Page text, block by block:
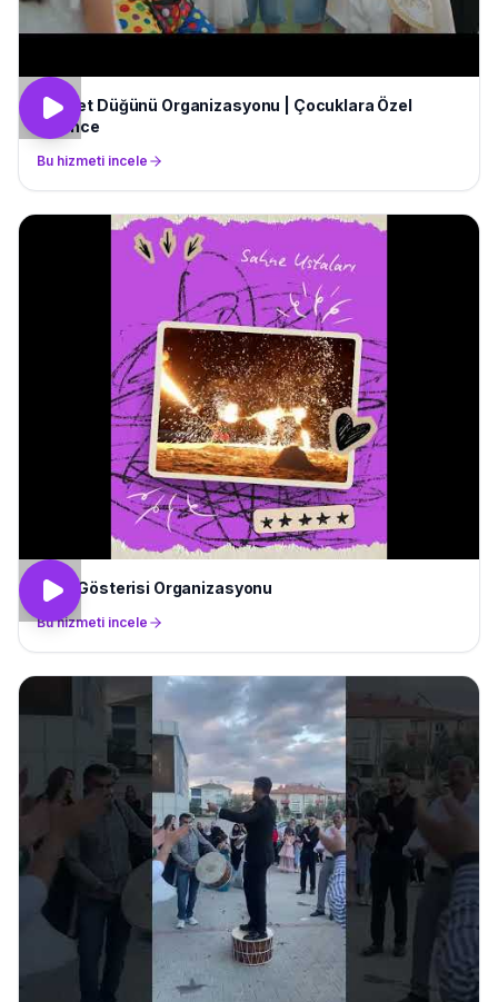
Sünnet Düğünü Organizasyonu | Çocuklara Özel
Eğlence
Bu hizmeti incele
Ateş Gösterisi Organizasyonu
Bu hizmeti incele